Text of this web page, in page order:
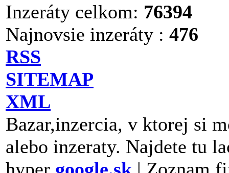
Inzeráty celkom: 76394
Najnovsie inzeráty : 476
RSS
SITEMAP
XML
Bazar,inzercia, v ktorej si
alebo inzeraty. Najdete tu